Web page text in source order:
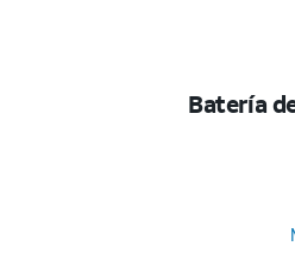
Batería